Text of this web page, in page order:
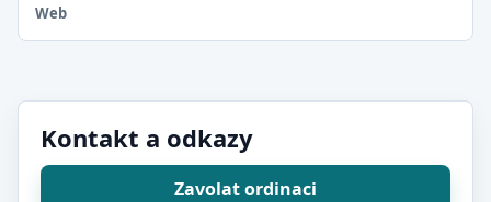
Web
Kontakt a odkazy
Zavolat ordinaci